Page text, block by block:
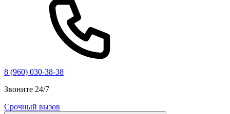
8 (960) 030-38-38
Звоните 24/7
Срочный вызов